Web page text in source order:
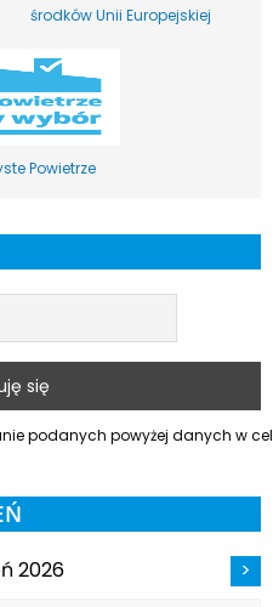
środków Unii Europejskiej
Powietrze
podanych powyżej danych w
2026 >